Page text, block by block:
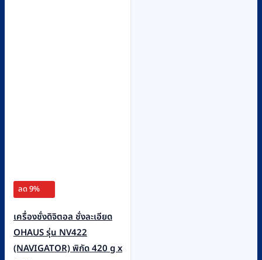
ลด 9%
เครื่องชั่งดิจิตอล ชั่งละเอียด
OHAUS รุ่น NV422
(NAVIGATOR) พิกัด 420 g x